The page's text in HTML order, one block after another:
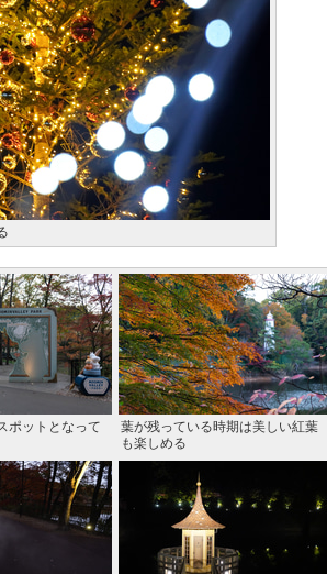
ポットとなって
葉が残っている時期は美しい紅葉
も楽しめる